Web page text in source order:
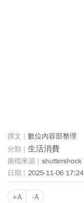
數位內容部整理
生活消費
shuttershock
2025-11-06 17:24
+A -A